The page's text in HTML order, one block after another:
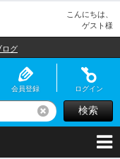
こんにちは、
ゲスト様
ログ
会員登録 ログイン
リセット検索